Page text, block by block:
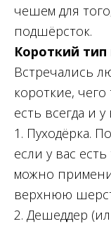
чешем для
подшёрсток.
Короткий
Встречались
короткие,
есть всегда и
1. Пуходёрка.
если у вас
можно
верхнюю
2. Дешеддер